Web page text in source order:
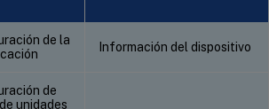
de la
Información del dispositivo
de
unidades